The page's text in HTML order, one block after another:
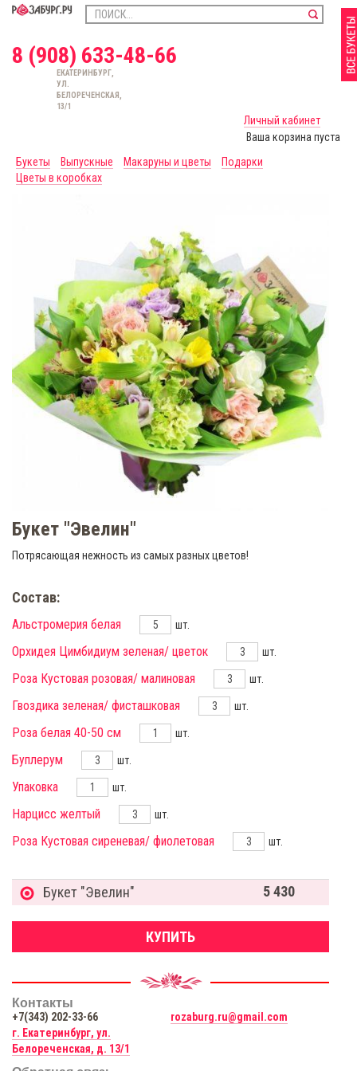
8 (908) 633-48-66
ЕКАТЕРИНБУРГ,
УЛ.
БЕЛОРЕЧЕНСКАЯ,
13/1
Личный кабинет
Ваша корзина пуста
Букеты
Выпускные Макаруны и цветы
Подарки
Цветы в коробках
Букет "Эвелин"
Потрясающая нежность из самых разных цветов!
Состав:
Альстромерия белая шт.
Орхидея Цимбидиум зеленая/ цветок шт.
Роза Кустовая розовая/ малиновая шт.
Гвоздика зеленая/ фисташковая шт.
Роза белая 40-50 см шт.
Буплерум шт.
Упаковка шт.
Нарцисс желтый шт.
Роза Кустовая сиреневая/ фиолетовая шт.
Букет "Эвелин" 5 430
КУПИТЬ
Контакты
+7(343) 202-33-66
rozaburg.ru@gmail.com
г. Екатеринбург, ул.
Белореченская, д. 13/1